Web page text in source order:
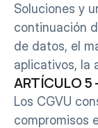
Soluciones y
continuación
de datos, el
aplicativos, la
ARTÍCULO 5
Los CGVU
compromisos